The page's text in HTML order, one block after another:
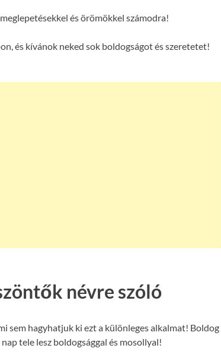
és örömökkel számodra!
és kívánok neked sok boldogságot és szeretetet!
névre szóló
sem hagyhatjuk ki ezt a különleges alkalmat! Boldog
tele lesz boldogsággal és mosollyal!